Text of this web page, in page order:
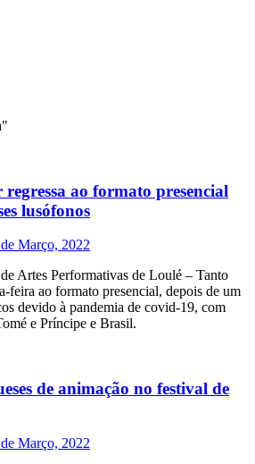
ao formato presencial
lusófonos
Março, 2022
Artes Performativas de Loulé – Tanto
feira ao formato presencial, depois de um
devido à pandemia de covid-19, com
e Príncipe e Brasil.
de animação no festival de
Março, 2022